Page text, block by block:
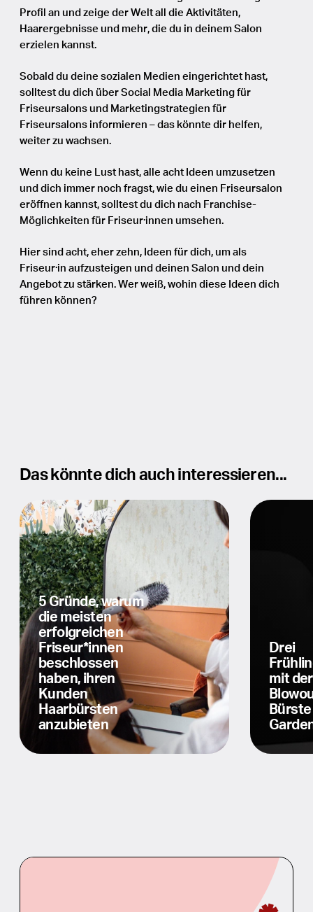
Profil an und zeige der Welt all die Aktivitäten,
Haarergebnisse und mehr, die du in deinem Salon
erzielen kannst.
Sobald du deine sozialen Medien eingerichtet hast,
solltest du dich über Social Media Marketing für
Friseursalons und Marketingstrategien für
Friseursalons informieren – das könnte dir helfen,
weiter zu wachsen.
Wenn du keine Lust hast, alle acht Ideen umzusetzen
und dich immer noch fragst, wie du einen Friseursalon
eröffnen kannst, solltest du dich nach Franchise-
Möglichkeiten für Friseur·innen umsehen.
Hier sind acht, eher zehn, Ideen für dich, um als
Friseur·in aufzusteigen und deinen Salon und dein
Angebot zu stärken. Wer weiß, wohin diese Ideen dich
führen können?
Das könnte dich auch interessieren...
5 Gründe, warum
die meisten
erfolgreichen
Friseur*innen
beschlossen
haben, ihren
Kunden
Haarbürsten
anzubieten
Drei
mit